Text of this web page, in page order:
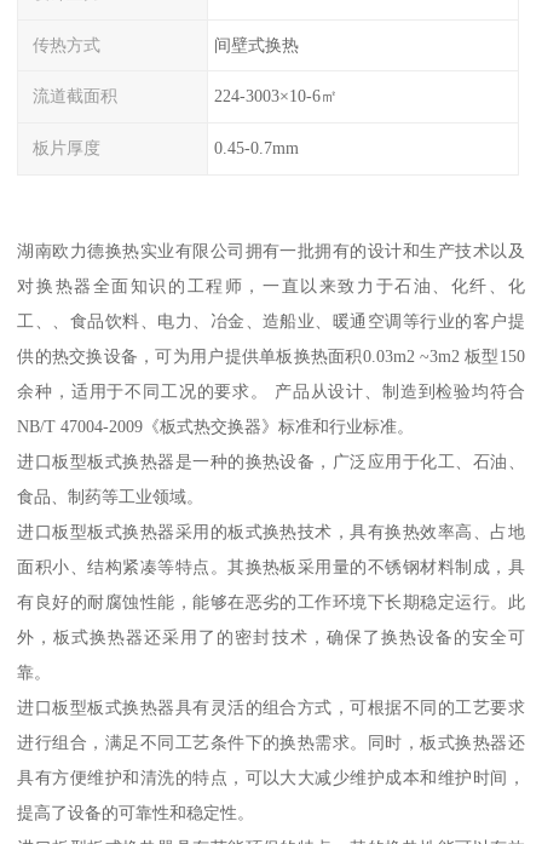
传热方式 间壁式换热
流道截面积 224-3003×10-6㎡
板片厚度 0.45-0.7mm
湖南欧力德换热实业有限公司拥有一批拥有的设计和生产技术以及
对换热器全面知识的工程师，一直以来致力于石油、化纤、化
工、、食品饮料、电力、冶金、造船业、暖通空调等行业的客户提
供的热交换设备，可为用户提供单板换热面积0.03m2 ~3m2 板型150
余种，适用于不同工况的要求。 产品从设计、制造到检验均符合
NB/T 47004-2009《板式热交换器》标准和行业标准。
进口板型板式换热器是一种的换热设备，广泛应用于化工、石油、
食品、制药等工业领域。
进口板型板式换热器采用的板式换热技术，具有换热效率高、占地
面积小、结构紧凑等特点。其换热板采用量的不锈钢材料制成，具
有良好的耐腐蚀性能，能够在恶劣的工作环境下长期稳定运行。此
外，板式换热器还采用了的密封技术，确保了换热设备的安全可
靠。
进口板型板式换热器具有灵活的组合方式，可根据不同的工艺要求
进行组合，满足不同工艺条件下的换热需求。同时，板式换热器还
具有方便维护和清洗的特点，可以大大减少维护成本和维护时间，
提高了设备的可靠性和稳定性。